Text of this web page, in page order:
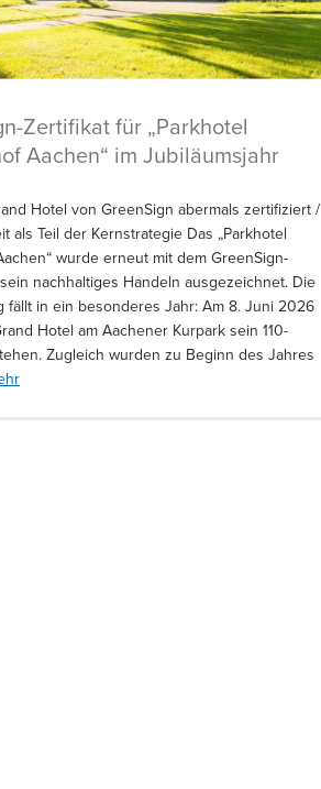
Zertifikat für „Parkhotel
Aachen“ im Jubiläumsjahr
Hotel von GreenSign abermals zertifiziert /
als Teil der Kernstrategie Das „Parkhotel
wurde erneut mit dem GreenSign-
nachhaltiges Handeln ausgezeichnet. Die
fällt in ein besonderes Jahr: Am 8. Juni 2026
Hotel am Aachener Kurpark sein 110-
Zugleich wurden zu Beginn des Jahres